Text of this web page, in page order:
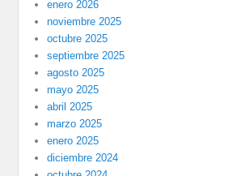
enero 2026
noviembre 2025
octubre 2025
septiembre 2025
agosto 2025
mayo 2025
abril 2025
marzo 2025
enero 2025
diciembre 2024